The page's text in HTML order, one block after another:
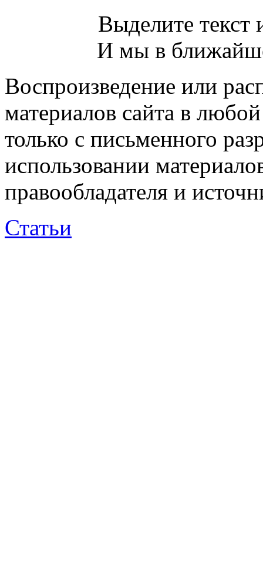
Выделите
И мы в
Воспроизведение или
материалов сайта в
только с письменного
использовании
правообладателя и
Статьи